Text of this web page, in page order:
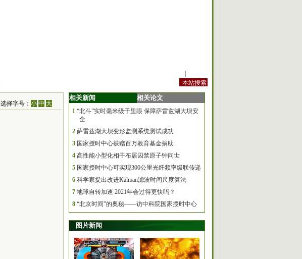
选择字号：小 中 大
相关新闻 相关论文
1 “北斗”实时毫米级千里眼 保障萨雷兹湖大坝安
全
2 萨雷兹湖大坝变形监测系统测试成功
3 国家授时中心获赠百万教育基金捐助
4 高性能小型化相干布居囚禁原子钟问世
5 国家授时中心可实现300公里光纤频率级联传递
6 科学家提出改进Kalman滤波时间尺度算法
7 地球自转加速 2021年会过得更快吗？
8 “北京时间”的奥秘——访中科院国家授时中心
图片新闻